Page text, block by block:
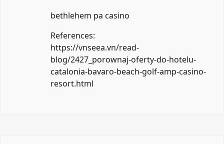
bethlehem pa casino
References:
https://vnseea.vn/read-
blog/2427_porownaj-oferty-do-hotelu-
catalonia-bavaro-beach-golf-amp-casino-
resort.html